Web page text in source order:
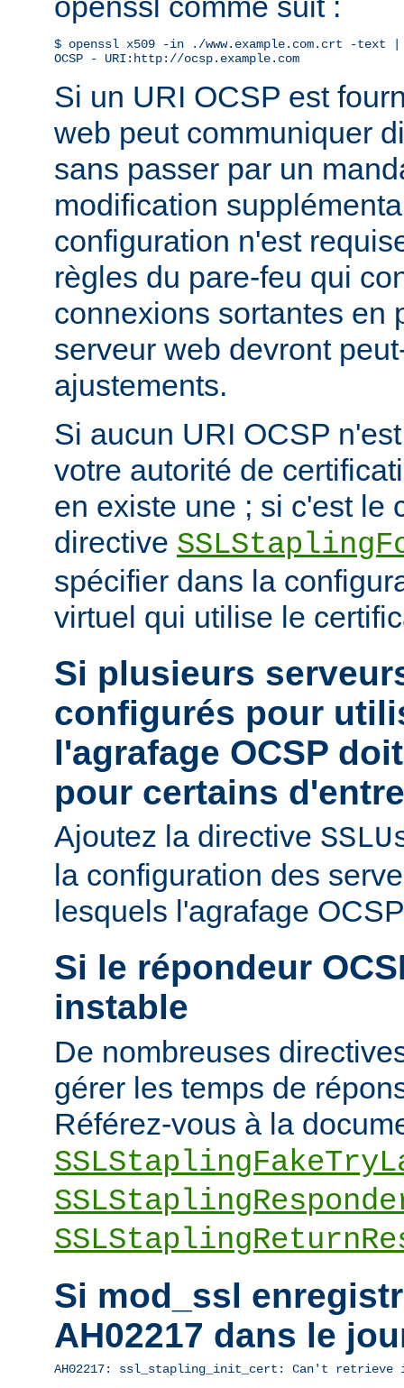
$ openssl x509 -in ./www.example.com.crt -text
OCSP - URI:http://ocsp.example.com
Si un URI OCSP est
web peut communiquer
sans passer par un
modification
configuration n'est
règles du pare-feu qui
connexions sortantes en
serveur web devront
ajustements.
Si aucun URI OCSP
votre autorité de
en existe une ; si c'est le
directive
spécifier dans la
virtuel qui utilise le
Si plusieurs
configurés pour
l'agrafage OCSP
pour certains
Ajoutez la directive
la configuration des
lesquels l'agrafage
Si le répondeur
instable
De nombreuses
gérer les temps de
Référez-vous à la
Si mod_ssl
AH02217 dans le
AH02217: ssl_stapling_init_cert: Can't